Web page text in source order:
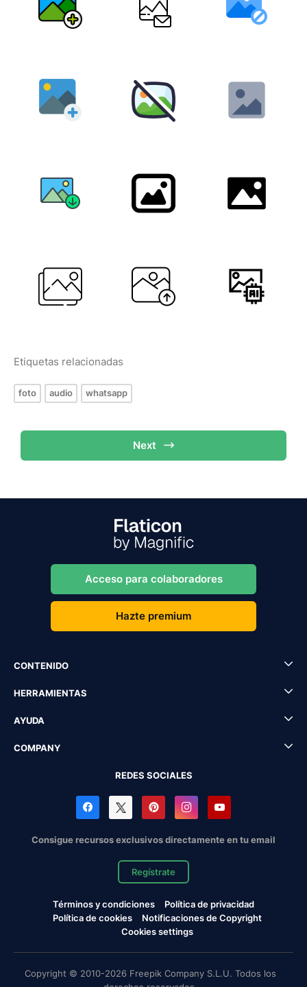
Etiquetas relacionadas
foto audio whatsapp
Next
Acceso para colaboradores
Hazte premium
CONTENIDO
HERRAMIENTAS
AYUDA
COMPANY
REDES SOCIALES
Consigue recursos exclusivos directamente en tu email
Regístrate
Términos y condiciones
Política de privacidad
Política de cookies
Notificaciones de Copyright
Cookies settings
Copyright © 2010-2026 Freepik Company S.L.U. Todos los